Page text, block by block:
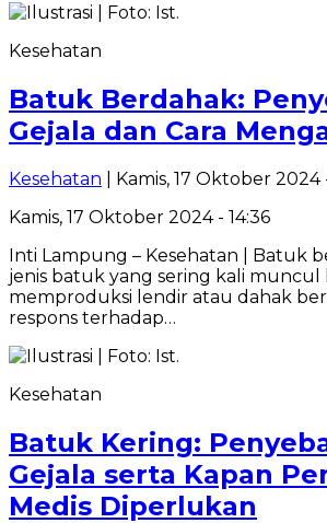
Kesehatan
Batuk Berdahak:
Gejala dan Cara
Kesehatan | Kamis, 17 Oktober 2024
Kamis, 17 Oktober 2024 - 14:36
Inti Lampung – Kesehatan | Batuk
jenis batuk yang sering kali
memproduksi lendir atau dahak
respons terhadap…
Kesehatan
Batuk Kering:
Gejala serta Kapan
Medis Diperlukan